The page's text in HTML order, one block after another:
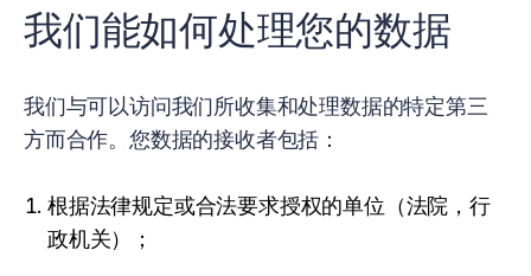
我们能如何处理您的数据
我们与可以访问我们所收集和处理数据的特定第三
方而合作。您数据的接收者包括：
根据法律规定或合法要求授权的单位（法院，行
政机关）；